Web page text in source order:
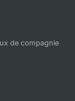
de compagnie